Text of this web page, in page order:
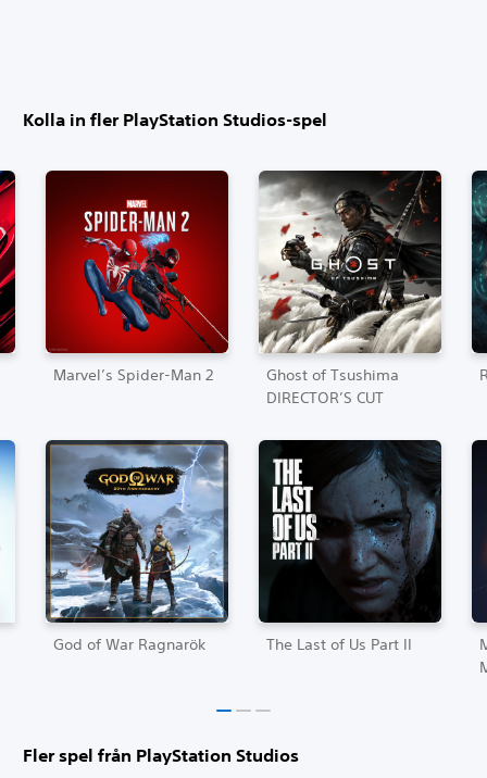
Kolla in fler PlayStation Studios-spel
Marvel’s Spider-Man 2
Ghost of Tsushima
DIRECTOR’S CUT
God of War Ragnarök The Last of Us Part II
Fler spel från PlayStation Studios